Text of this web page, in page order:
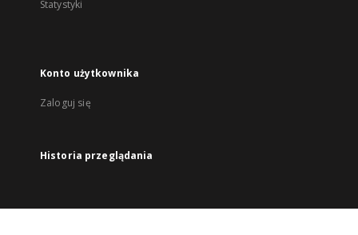
Statystyki
Konto użytkownika
Zaloguj się
Historia przeglądania